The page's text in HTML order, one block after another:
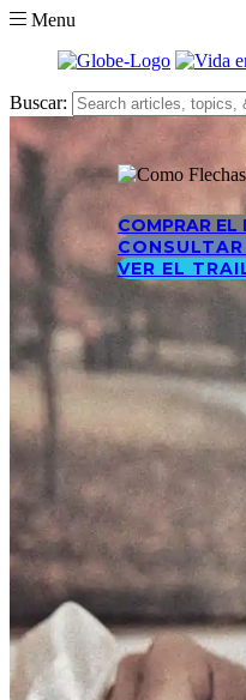
Menu
Buscar:
COMPRAR EL
VER EL